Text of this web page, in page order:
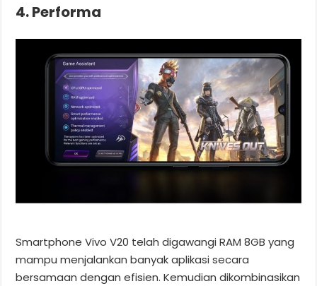
4. Performa
Smartphone Vivo V20 telah digawangi RAM 8GB yang
mampu menjalankan banyak aplikasi secara
bersamaan dengan efisien. Kemudian dikombinasikan